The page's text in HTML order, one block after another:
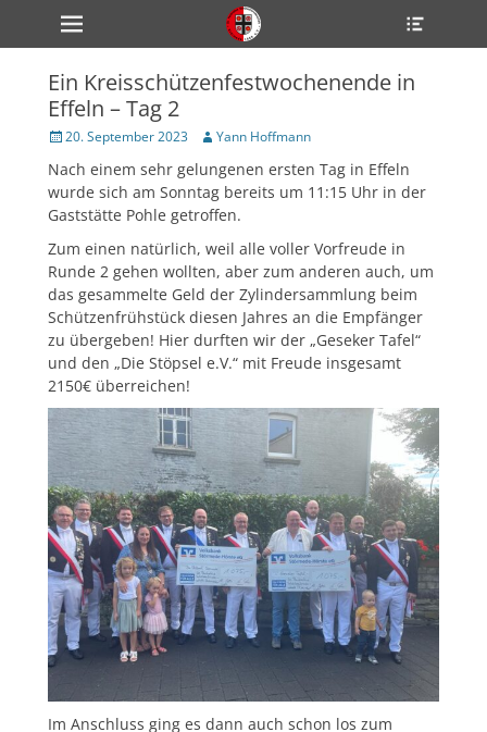
zum
Inhalt
Primärmenü
Ein Kreisschützenfestwochenende in
Effeln – Tag 2
Veröffentlicht
20. September 2023 Author
Yann Hoffmann
Nach einem sehr gelungenen ersten Tag in Effeln
wurde sich am Sonntag bereits um 11:15 Uhr in der
Gaststätte Pohle getroffen.
Zum einen natürlich, weil alle voller Vorfreude in
Runde 2 gehen wollten, aber zum anderen auch, um
das gesammelte Geld der Zylindersammlung beim
Schützenfrühstück diesen Jahres an die Empfänger
zu übergeben! Hier durften wir der „Geseker Tafel“
und den „Die Stöpsel e.V.“ mit Freude insgesamt
2150€ überreichen!
Im Anschluss ging es dann auch schon los zum